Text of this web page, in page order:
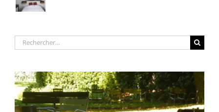
Rechercher: